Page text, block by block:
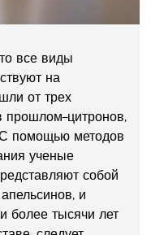
все виды
на
от трех
прошлом–цитронов,
помощью методов
ученые
собой
и
более тысячи лет